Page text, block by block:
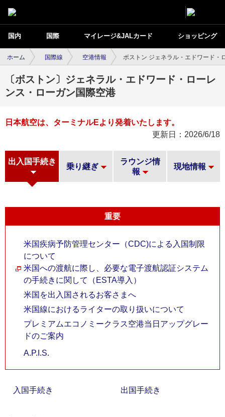
国内 国際 マイレージ&JALカード ショッピング
ホーム 国際線 空港情報 ボストン ジェネラル・エドワード・
〔ボストン〕ジェネラル・エドワード・ローレ
ンス・ローガン国際空港
日本航空は、ターミナルEより発着いたします。
更新日：2026/6/18
出入国手続き
乗り継ぎ
ラウンジ情
報
現地情報
重要
米国疾病予防管理センター（CDC)による入国制限
について
米国への渡航に際し、必要な電子渡航認証システム
の手続きに関して（ESTA導入）
米国を出入国されるお客さまへ
米国線におけるライターの取り扱いについて
プレミアムエコノミークラス空港当日アップグレー
ドのご案内
A.P.I.S.
入国手続き 出国手続き